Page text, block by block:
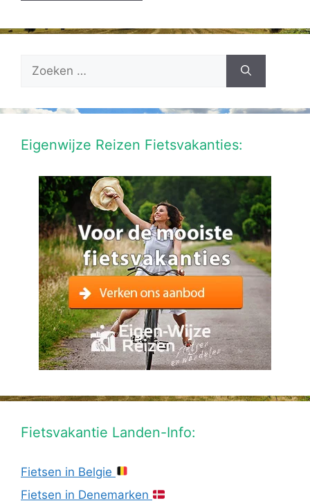
naar:
Eigenwijze Reizen Fietsvakanties:
Fietsvakantie Landen-Info:
Fietsen in Belgie
Fietsen in Denemarken